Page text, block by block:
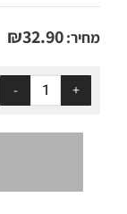
מחיר: ₪32.90